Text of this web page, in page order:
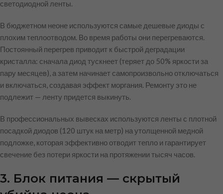
светодиодной ленты.
В бюджетном неоне используются самые дешевые диоды с
плохим теплоотводом. Во время работы они перегреваются.
Постоянный перегрев приводит к быстрой деградации
кристалла: сначала диод тускнеет (теряет до 50% яркости за
пару месяцев), а затем начинает самопроизвольно отключаться
и включаться, создавая эффект моргания. Ремонту это не
подлежит — ленту придется выкинуть.
В профессиональных вывесках используются ленты с плотной
посадкой диодов (120 штук на метр) на утолщенной медной
подложке, которая эффективно отводит тепло и гарантирует
свечение без потери яркости на протяжении тысяч часов.
3. Блок питания — скрытый